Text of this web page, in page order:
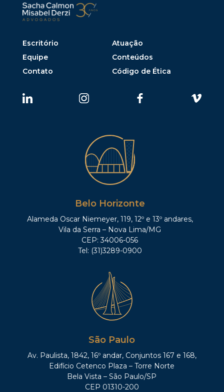
Escritório
Atuação
Equipe
Conteúdos
Contato
Código de Ética
Belo Horizonte
Alameda Oscar Niemeyer, 119, 12º e 13º andares,
Vila da Serra – Nova Lima/MG
CEP: 34006-056
Tel: (31)3289-0900
São Paulo
Av. Paulista, 1842, 16º andar, Conjuntos 167 e 168,
Edifício Cetenco Plaza – Torre Norte
Bela Vista – São Paulo/SP
CEP 01310-200